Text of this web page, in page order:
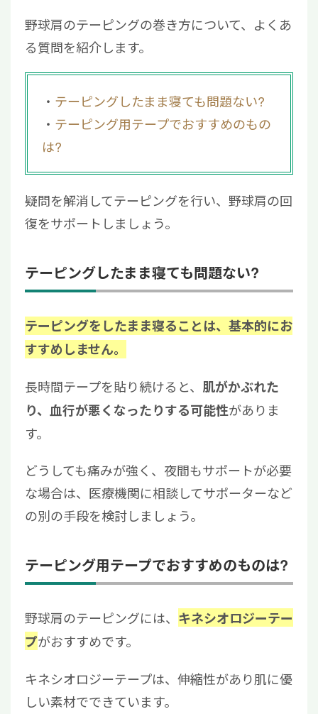
野球肩のテーピングの巻き方について、よくあ
る質問を紹介します。
テーピングしたまま寝ても問題ない?
テーピング用テープでおすすめのもの
は?
疑問を解消してテーピングを行い、野球肩の回
復をサポートしましょう。
テーピングしたまま寝ても問題ない?
テーピングをしたまま寝ることは、基本的にお
すすめしません。
長時間テープを貼り続けると、 肌がかぶれた
り、血行が悪くなったりする可能性がありま
す。
どうしても痛みが強く、夜間もサポートが必要
な場合は、医療機関に相談してサポーターなど
の別の手段を検討しましょう。
テーピング用テープでおすすめのものは?
野球肩のテーピングには、 キネシオロジーテー
プがおすすめです。
キネシオロジーテープは、伸縮性があり肌に優
しい素材でできています。